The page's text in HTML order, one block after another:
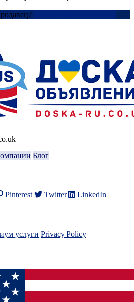
Блог
Pinterest Twitter LinkedIn
услуги Privacy Policy